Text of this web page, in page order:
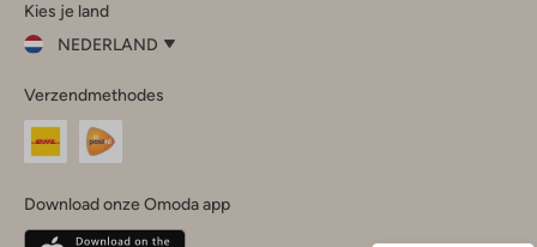
InstagramFacebook
Kies je land
NEDERLAND
je
land
Nederland
Belgique(Français)
Verzendmethodes
Download onze Omoda app